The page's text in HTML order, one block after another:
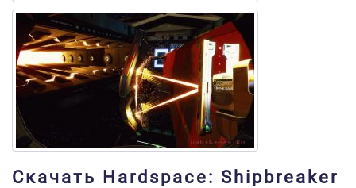
Скачать Hardspace: Shipbreaker